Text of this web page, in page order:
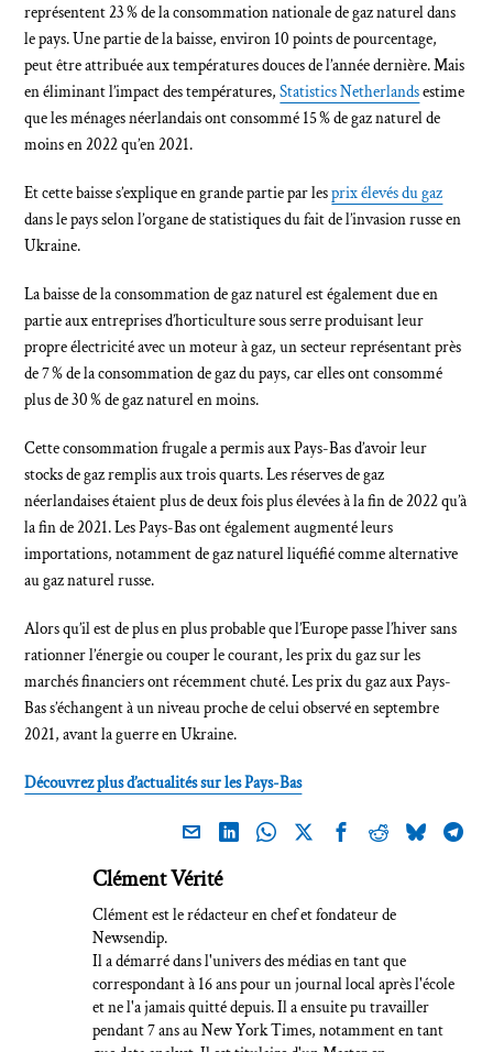
représentent 23 % de la consommation nationale de gaz naturel dans
le pays. Une partie de la baisse, environ 10 points de pourcentage,
peut être attribuée aux températures douces de l’année dernière. Mais
en éliminant l’impact des températures,Statistics Netherlandsestime
que les ménages néerlandais ont consommé 15 % de gaz naturel de
moins en 2022 qu’en 2021.
Et cette baisse s’explique en grande partie par lesprix élevés du gaz
dans le pays selon l’organe de statistiques du fait de l’invasion russe en
Ukraine.
La baisse de la consommation de gaz naturel est également due en
partie aux entreprises d’horticulture sous serre produisant leur
propre électricité avec un moteur à gaz, un secteur représentant près
de 7 % de la consommation de gaz du pays, car elles ont consommé
plus de 30 % de gaz naturel en moins.
Cette consommation frugale a permis aux Pays-Bas d’avoir leur
stocks de gaz remplis aux trois quarts. Les réserves de gaz
néerlandaises étaient plus de deux fois plus élevées à la fin de 2022 qu’à
la fin de 2021. Les Pays-Bas ont également augmenté leurs
importations, notamment de gaz naturel liquéfié comme alternative
au gaz naturel russe.
Alors qu’il est de plus en plus probable que l’Europe passe l’hiver sans
rationner l’énergie ou couper le courant, les prix du gaz sur les
marchés financiers ont récemment chuté. Les prix du gaz aux Pays-
Bas s’échangent à un niveau proche de celui observé en septembre
2021, avant la guerre en Ukraine.
Découvrez plus d’actualités sur les Pays-Bas
Clément Vérité
Clément est le rédacteur en chef et fondateur de
Newsendip.
Il a démarré dans l'univers des médias en tant que
correspondant à 16 ans pour un journal local après l'école
et ne l'a jamais quitté depuis. Il a ensuite pu travailler
pendant 7 ans au New York Times, notamment en tant